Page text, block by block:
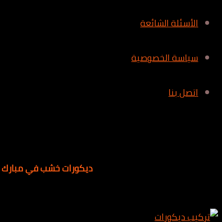
الأسئلة الشائعة
سياسة الخصوصية
اتصل بنا
ديكورات خشب في مبارك